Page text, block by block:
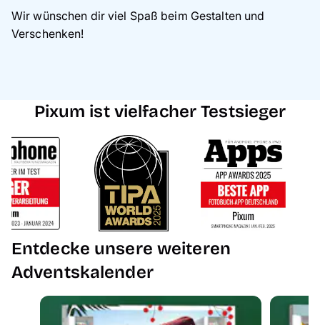
Wir wünschen dir viel Spaß beim Gestalten und
Verschenken!
Pixum ist vielfacher Testsieger
Entdecke unsere weiteren
Adventskalender